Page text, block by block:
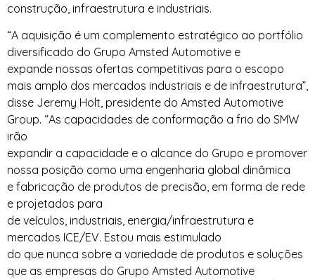
construção, infraestrutura e industriais.
“A aquisição é um complemento estratégico ao portfólio
diversificado do Grupo Amsted Automotive e
expande nossas ofertas competitivas para o escopo
mais amplo dos mercados industriais e de infraestrutura”,
disse Jeremy Holt, presidente do Amsted Automotive
Group. “As capacidades de conformação a frio do SMW
irão
expandir a capacidade e o alcance do Grupo e promover
nossa posição como uma engenharia global dinâmica
e fabricação de produtos de precisão, em forma de rede
e projetados para
de veículos, industriais, energia/infraestrutura e
mercados ICE/EV. Estou mais estimulado
do que nunca sobre a variedade de produtos e soluções
que as empresas do Grupo Amsted Automotive